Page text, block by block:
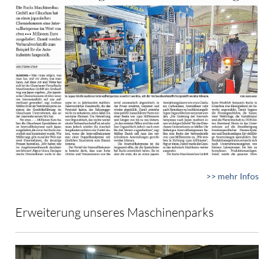
>> mehr Infos
Erweiterung unseres Maschinenparks